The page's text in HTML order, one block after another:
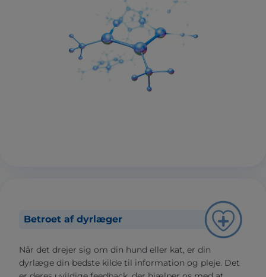
Betroet af dyrlæger
Når det drejer sig om din hund eller kat, er din
dyrlæge din bedste kilde til information og pleje. Det